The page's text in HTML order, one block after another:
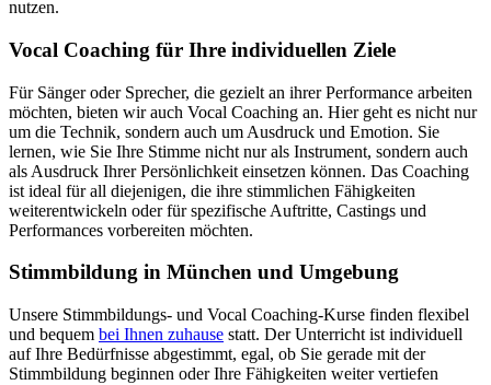
nutzen.
Vocal Coaching für Ihre individuellen Ziele
Für Sänger oder Sprecher, die gezielt an ihrer Performance arbeiten
möchten, bieten wir auch Vocal Coaching an. Hier geht es nicht nur
um die Technik, sondern auch um Ausdruck und Emotion. Sie
lernen, wie Sie Ihre Stimme nicht nur als Instrument, sondern auch
als Ausdruck Ihrer Persönlichkeit einsetzen können. Das Coaching
ist ideal für all diejenigen, die ihre stimmlichen Fähigkeiten
weiterentwickeln oder für spezifische Auftritte, Castings und
Performances vorbereiten möchten.
Stimmbildung in München und Umgebung
Unsere Stimmbildungs- und Vocal Coaching-Kurse finden flexibel
und bequem bei Ihnen zuhause statt. Der Unterricht ist individuell
auf Ihre Bedürfnisse abgestimmt, egal, ob Sie gerade mit der
Stimmbildung beginnen oder Ihre Fähigkeiten weiter vertiefen